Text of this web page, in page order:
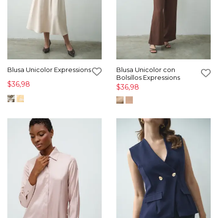
Blusa Unicolor Expressions
$36,98
Blusa Unicolor con
Bolsillos Expressions
$36,98